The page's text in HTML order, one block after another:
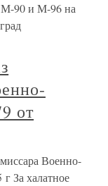
90 и М-96 на
от
Военно-
За халатное